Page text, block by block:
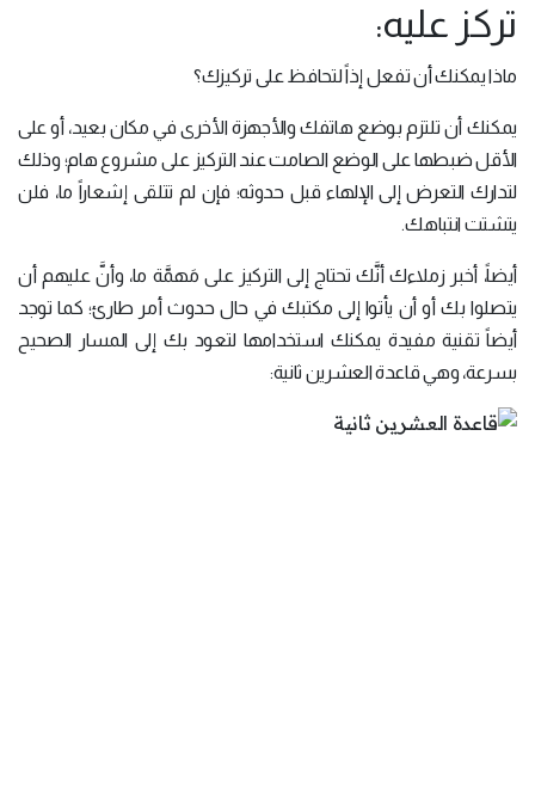
تركز عليه:
ماذا يمكنك أن تفعل إذاً لتحافظ على تركيزك؟
يمكنك أن تلتزم بوضع هاتفك والأجهزة الأخرى في مكان بعيد، أو على
الأقل ضبطها على الوضع الصامت عند التركيز على مشروع هام؛ وذلك
لتدارك التعرض إلى الإلهاء قبل حدوثه؛ فإن لم تتلقى إشعاراً ما، فلن
يتشتت انتباهك.
أيضاً، أخبر زملاءك أنَّك تحتاج إلى التركيز على مَهمَّة ما، وأنَّ عليهم أن
يتصلوا بك أو أن يأتوا إلى مكتبك في حال حدوث أمر طارئ؛ كما توجد
أيضاً تقنية مفيدة يمكنك استخدامها لتعود بك إلى المسار الصحيح
بسرعة، وهي قاعدة العشرين ثانية: